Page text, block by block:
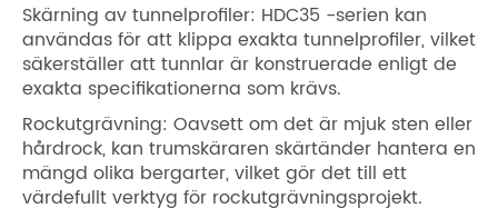
Skärning av tunnelprofiler: HDC35 -serien kan
användas för att klippa exakta tunnelprofiler, vilket
säkerställer att tunnlar är konstruerade enligt de
exakta specifikationerna som krävs.
Rockutgrävning: Oavsett om det är mjuk sten eller
hårdrock, kan trumskäraren skärtänder hantera en
mängd olika bergarter, vilket gör det till ett
värdefullt verktyg för rockutgrävningsprojekt.